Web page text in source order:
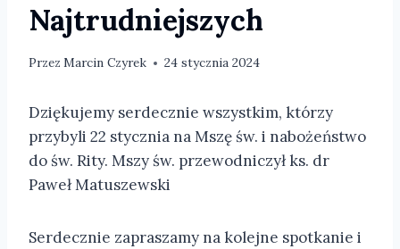
Najtrudniejszych
Przez Marcin Czyrek 24 stycznia 2024
Dziękujemy serdecznie wszystkim, którzy
przybyli 22 stycznia na Mszę św. i nabożeństwo
do św. Rity. Mszy św. przewodniczył ks. dr
Paweł Matuszewski
Serdecznie zapraszamy na kolejne spotkanie i